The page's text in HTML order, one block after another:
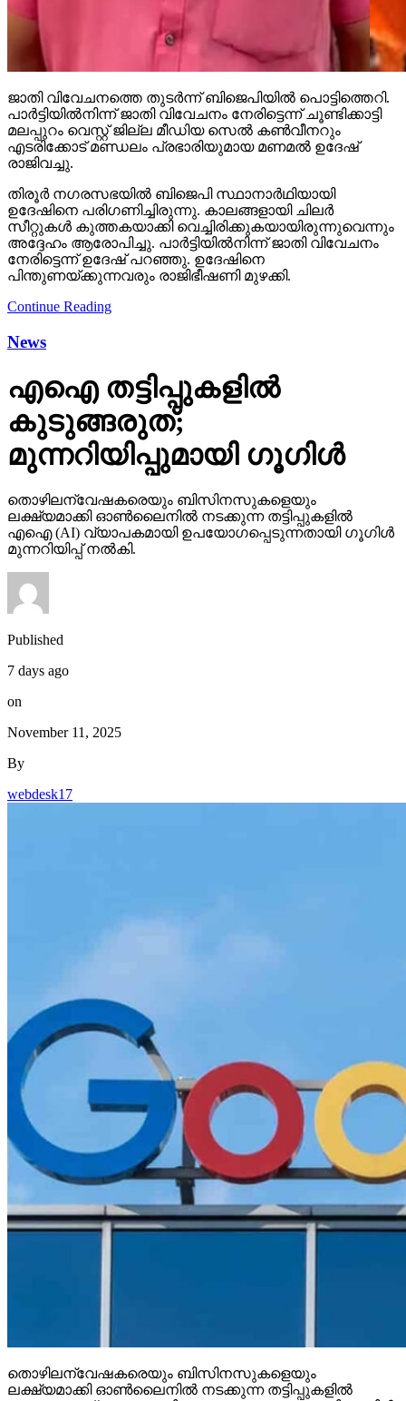
ജാതി വിവേചനത്തെ തുടര്‍ന്ന് ബിജെപിയില്‍ പൊട്ടിത്തെറി.
പാര്‍ട്ടിയില്‍നിന്ന് ജാതി വിവേചനം നേരിട്ടെന്ന് ചൂണ്ടിക്കാട്ടി
മലപ്പുറം വെസ്റ്റ് ജില്ല മീഡിയ സെല്‍ കണ്‍വീനറും
എടരിക്കോട് മണ്ഡലം പ്രഭാരിയുമായ മണമല്‍ ഉദേഷ്
രാജിവച്ചു.
തിരൂര്‍ നഗരസഭയില്‍ ബിജെപി സ്ഥാനാര്‍ഥിയായി
ഉദേഷിനെ പരിഗണിച്ചിരുന്നു. കാലങ്ങളായി ചിലര്‍
സീറ്റുകള്‍ കുത്തകയാക്കി വെച്ചിരിക്കുകയായിരുന്നുവെന്നും
അദ്ദേഹം ആരോപിച്ചു. പാര്‍ട്ടിയില്‍നിന്ന് ജാതി വിവേചനം
നേരിട്ടെന്ന് ഉദേഷ് പറഞ്ഞു. ഉദേഷിനെ
പിന്തുണയ്ക്കുന്നവരും രാജിഭീഷണി മുഴക്കി.
Continue Reading
News
എഐ തട്ടിപ്പുകളില്‍
കുടുങ്ങരുത്;
മുന്നറിയിപ്പുമായി ഗൂഗിള്‍
തൊഴിലന്വേഷകരെയും ബിസിനസുകളെയും
ലക്ഷ്യമാക്കി ഓണ്‍ലൈനില്‍ നടക്കുന്ന തട്ടിപ്പുകളില്‍
എഐ (AI) വ്യാപകമായി ഉപയോഗപ്പെടുന്നതായി ഗൂഗിള്‍
മുന്നറിയിപ്പ് നല്‍കി.
Published
7 days ago
on
November 11, 2025
By
webdesk17
തൊഴിലന്വേഷകരെയും ബിസിനസുകളെയും
ലക്ഷ്യമാക്കി ഓണ്‍ലൈനില്‍ നടക്കുന്ന തട്ടിപ്പുകളില്‍